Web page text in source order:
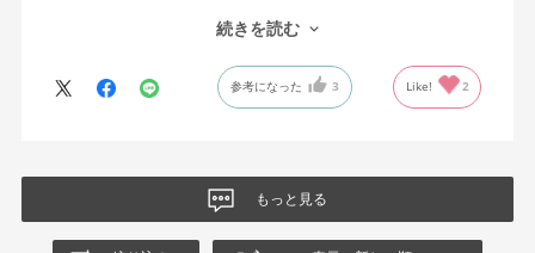
オフィスチェアにしては比較的コンパクトで家に置くのに最適で
した、座り心地も良く大変気に入っています。
今回どうしても欲しい色の組み合わせがあったので固定肘の物を
購入しましたが、欲を言えば稼働肘バージョンもバイカラーなど
続きを読む
参考になった 3 Like! 2
もっと見る